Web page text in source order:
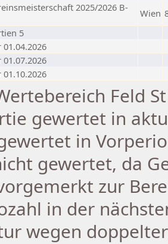
2025/2026 B-
Wien
5
Feld
gewertet in
in
gewertet, da
zur
in der
wegen